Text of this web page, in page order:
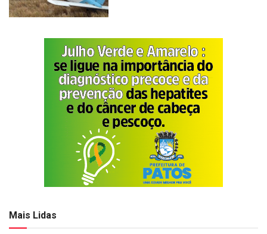
Mais Lidas